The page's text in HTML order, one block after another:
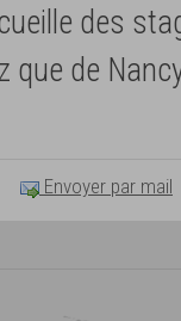
des
que de
Envoyer par mail